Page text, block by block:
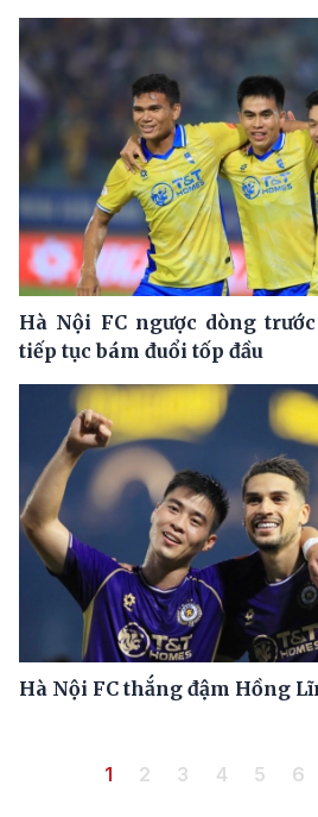
Hà Nội FC ngược dòng
tiếp tục bám đuổi tốp đầu
Hà Nội FC thắng đậm Hồng
PaginationTrang hiện thời
1 Trang
2 Trang
3 Trang
4 Trang
5 6